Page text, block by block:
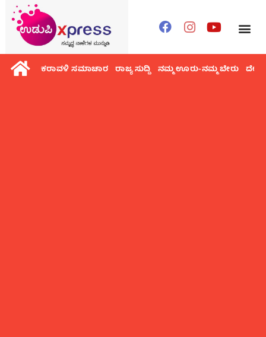
ಕರಾವಳಿ ಸಮಾಚಾರ ರಾಜ್ಯ ಸುದ್ದಿ ನಮ್ಮ ಊರು-ನಮ್ಮ ಬೇರು ದೇಶ